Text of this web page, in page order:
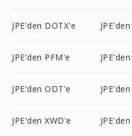
JPE'den DOTX'e
JPE'den PFM'e
JPE'den ODT'e
JPE'den XWD'e